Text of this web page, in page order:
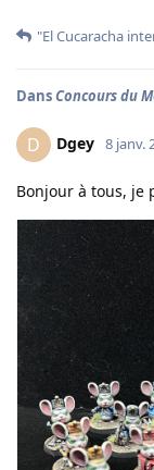
"El Cucaracha
DansConcours du
D Dgey 8 janv.
Bonjour à tous, je